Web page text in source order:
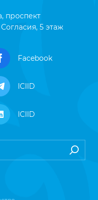
проспект
5 этаж
Facebook
ICIID
ICIID